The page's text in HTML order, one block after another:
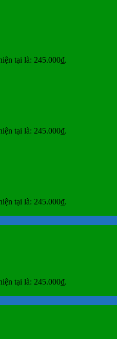
tại là: 245.000₫.
tại là: 245.000₫.
tại là: 245.000₫.
tại là: 245.000₫.